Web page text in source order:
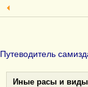
Путеводитель
Иные расы и виды